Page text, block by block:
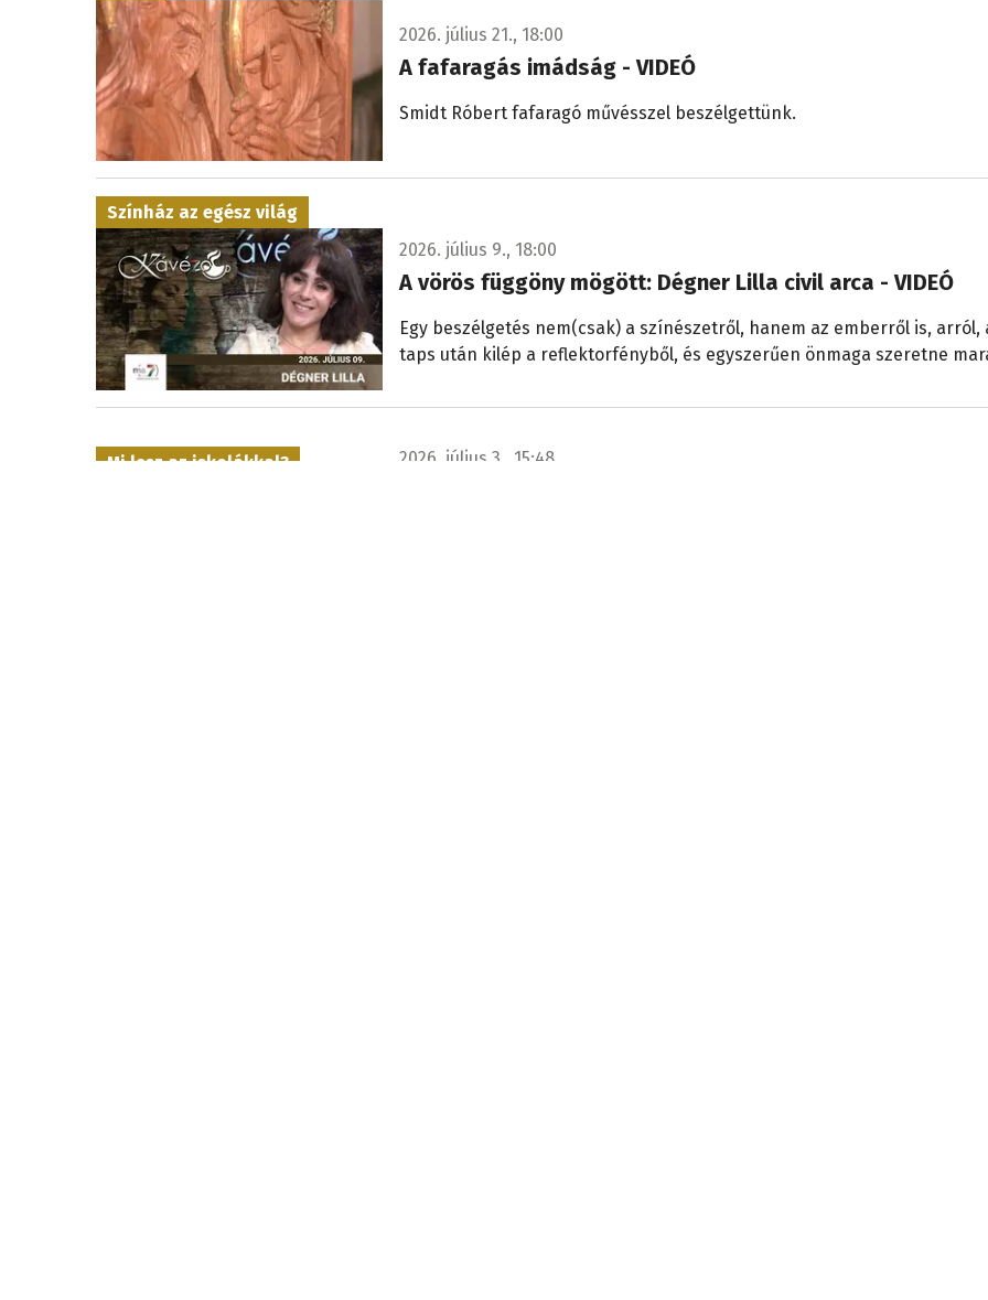
2026. július 21., 18:00
A fafaragás imádság - VIDEÓ
Smidt Róbert fafaragó művésszel beszélgettünk.
Színház az egész világ
2026. július 9., 18:00
A vörös függöny mögött: Dégner Lilla civil arca - VIDEÓ
Egy beszélgetés nem(csak) a színészetről, hanem az emberről is, arról,
taps után kilép a reflektorfényből, és egyszerűen önmaga szeretne
Mi lesz az iskolákkal? 2026. július 3., 15:48